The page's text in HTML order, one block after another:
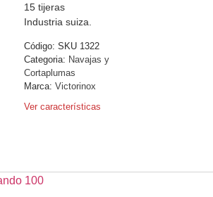
15 tijeras
Industria suiza.
Código: SKU 1322
Categoria: Navajas y
Cortaplumas
Marca: Victorinox
Ver características